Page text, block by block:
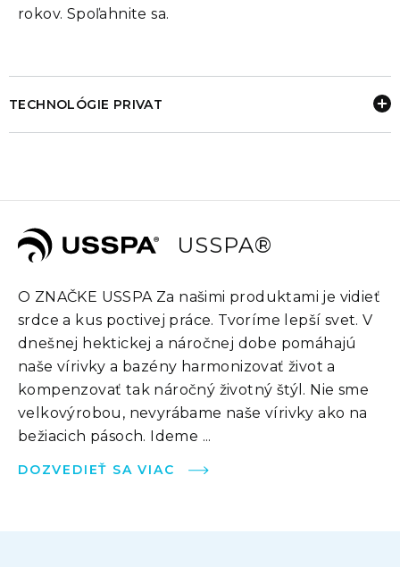
rokov. Spoľahnite sa.
TECHNOLÓGIE PRIVAT
USSPA®
O ZNAČKE USSPA Za našimi produktami je vidieť
srdce a kus poctivej práce. Tvoríme lepší svet. V
dnešnej hektickej a náročnej dobe pomáhajú
naše vírivky a bazény harmonizovať život a
kompenzovať tak náročný životný štýl. Nie sme
velkovýrobou, nevyrábame naše vírivky ako na
bežiacich pásoch. Ideme ...
DOZVEDIEŤ SA VIAC